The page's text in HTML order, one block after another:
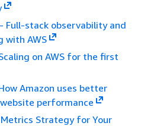
Full-stack observability and
with AWS
on AWS for the first
Amazon uses better
performance
Strategy for Your